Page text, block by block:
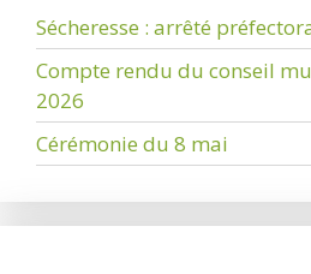
Sécheresse : arrêté
Compte rendu du conseil
2026
Cérémonie du 8 mai